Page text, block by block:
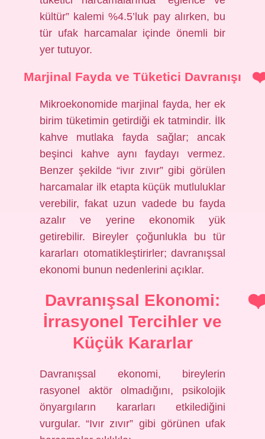
kültür” kalemi %4.5’luk pay alırken, bu
tür ufak harcamalar içinde önemli bir
yer tutuyor.
Marjinal Fayda ve Tüketici Davranışı
Mikroekonomide marjinal fayda, her ek
birim tüketimin getirdiği ek tatmindir. İlk
kahve mutlaka fayda sağlar; ancak
beşinci kahve aynı faydayı vermez.
Benzer şekilde “ivır zıvır” gibi görülen
harcamalar ilk etapta küçük mutluluklar
verebilir, fakat uzun vadede bu fayda
azalır ve yerine ekonomik yük
getirebilir. Bireyler çoğunlukla bu tür
kararları otomatikleştirirler; davranışsal
ekonomi bunun nedenlerini açıklar.
Davranışsal Ekonomi:
İrrasyonel Tercihler ve
Küçük Kararlar
Davranışsal ekonomi, bireylerin
rasyonel aktör olmadığını, psikolojik
önyargıların kararları etkilediğini
vurgular. “Ivır zıvır” gibi görünen ufak